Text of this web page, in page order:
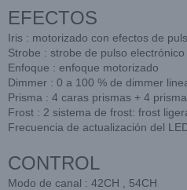
EFECTOS
Iris : motorizado con efectos de
Strobe : strobe de pulso electrónico
Enfoque : enfoque motorizado
Dimmer : 0 a 100 % de dimmer
Prisma : 4 caras prismas + 4
Frost : 2 sistema de frost: frost
Frecuencia de actualización del
CONTROL
Modo de canal : 42CH , 54CH